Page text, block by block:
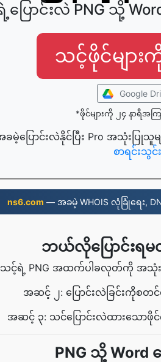
ြောင်းလဲ PNG သို့
သင့်ဖိုင်များ
Google
*ဖိုင်များကို ၂၄ နာရီ
မဲ့ပြောင်းလဲနိုင်ပြီး Pro အသုံးပြု
စာရင်းသွင်
ns6.com — အခမဲ့ WHOIS လုံခြုံရေး,
ဘယ်လိုပြောင်းရမ
င့်ရဲ့ PNG အထက်ပါခလုတ်ကို အသုံးပ
အဆင့် ၂: ပြောင်းလဲခြင်းကိုစတ
အဆင့် ၃: သင်ပြောင်းလဲထားသောဖိုင်
PNG သို့ Word